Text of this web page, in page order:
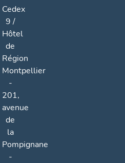
Cedex
9 /
Hôtel
de
Région
Montpellier
-
201,
avenue
de
la
Pompignane
-